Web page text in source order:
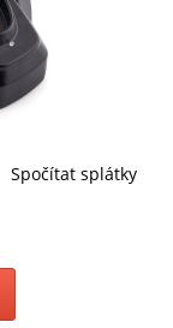
Spočítat splátky